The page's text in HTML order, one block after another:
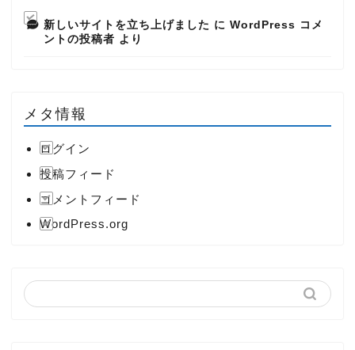
新しいサイトを立ち上げました に WordPress コメ
ントの投稿者 より
メタ情報
ログイン
投稿フィード
コメントフィード
WordPress.org